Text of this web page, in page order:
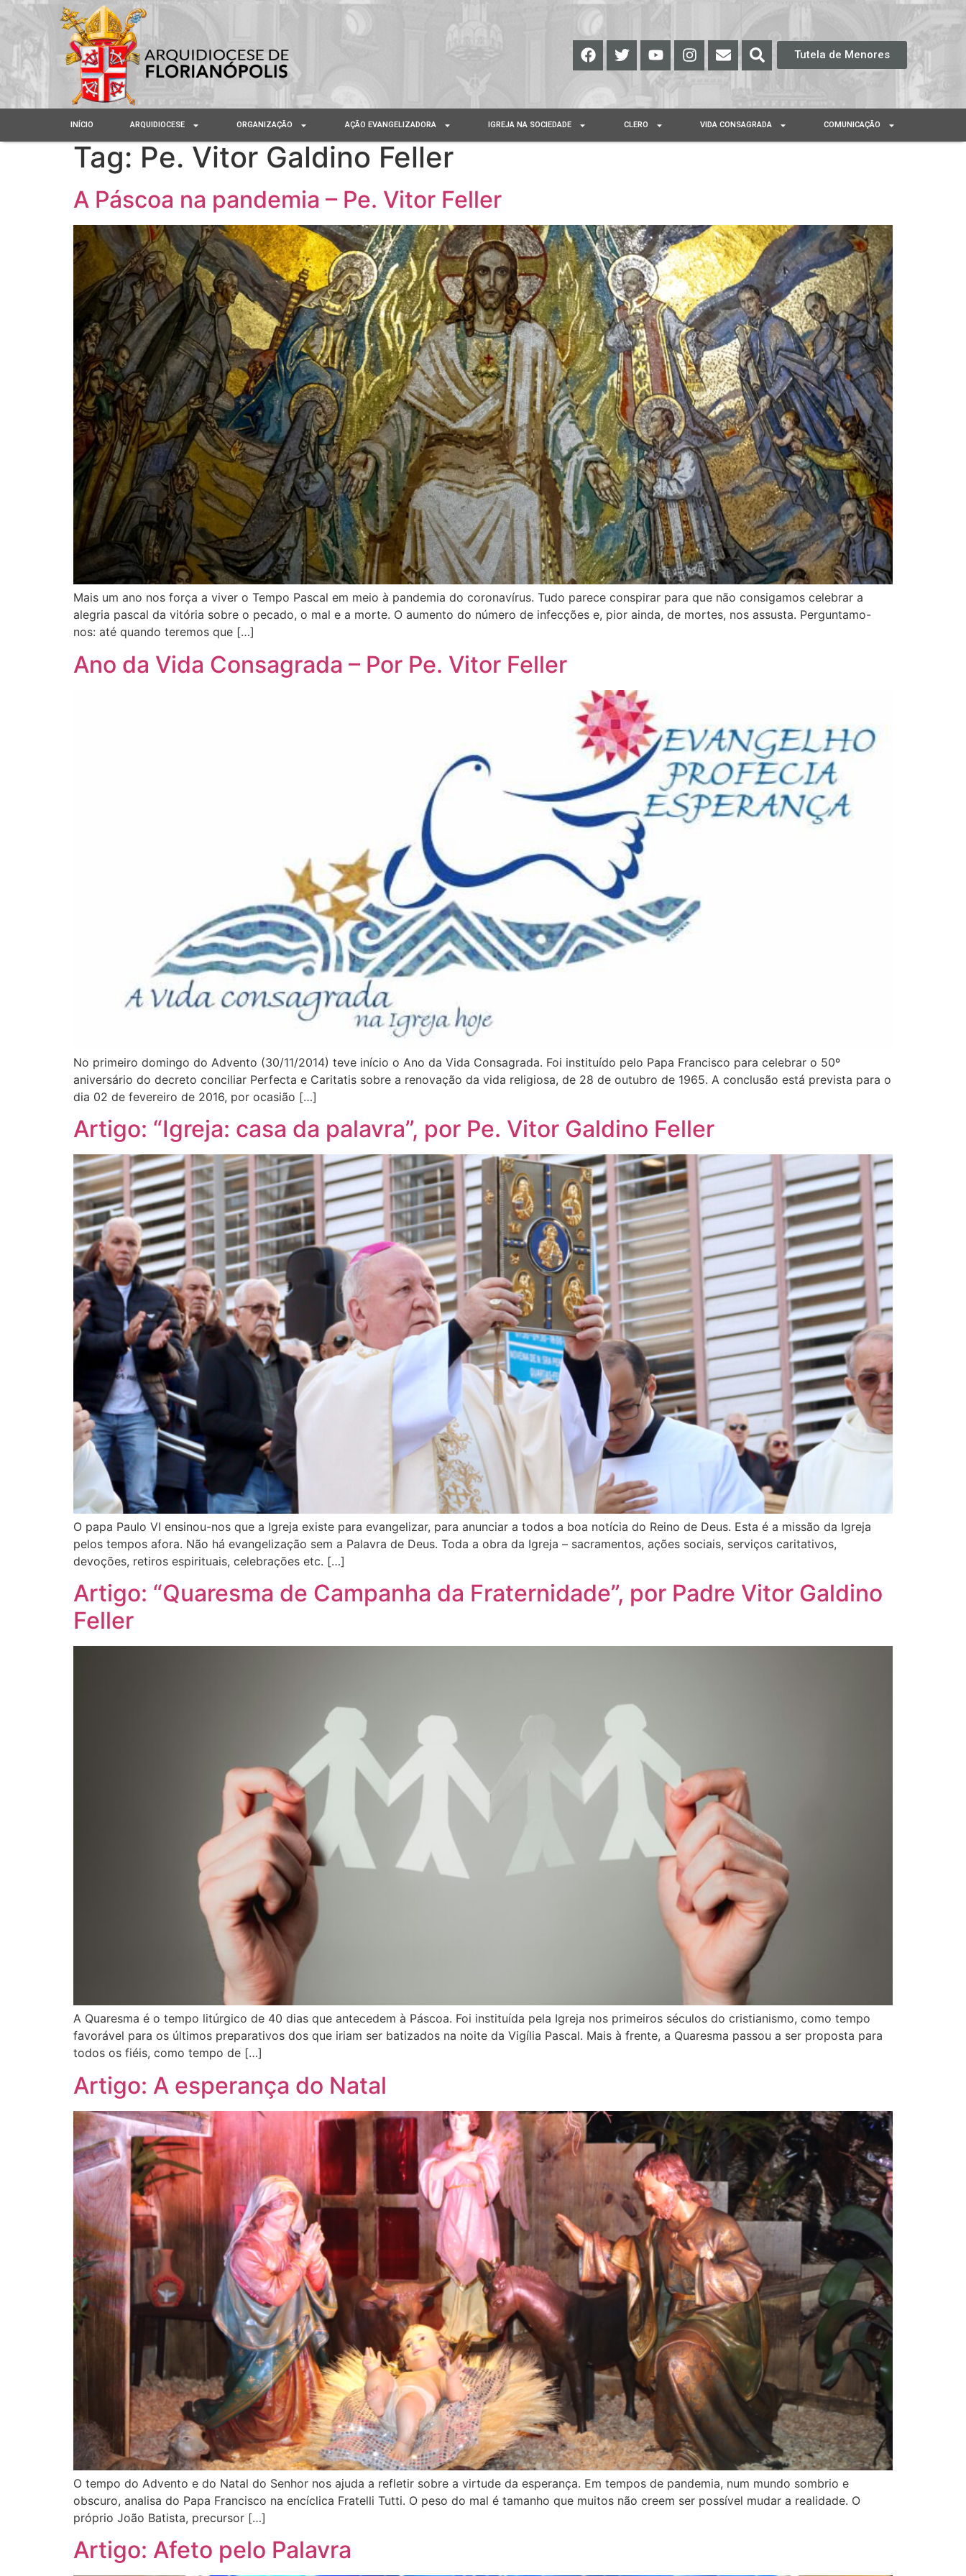
Tutela de Menores
INÍCIO ARQUIDIOCESE ORGANIZAÇÃO AÇÃO EVANGELIZADORA IGREJA NA SOCIEDADE CLERO VIDA CONSAGRADA COMUNICAÇÃO
Tag: Pe. Vitor Galdino Feller
A Páscoa na pandemia – Pe. Vitor Feller
Mais um ano nos força a viver o Tempo Pascal em meio à pandemia do coronavírus. Tudo parece conspirar para que não consigamos celebrar a
alegria pascal da vitória sobre o pecado, o mal e a morte. O aumento do número de infecções e, pior ainda, de mortes, nos assusta. Perguntamo-
nos: até quando teremos que […]
Ano da Vida Consagrada – Por Pe. Vitor Feller
No primeiro domingo do Advento (30/11/2014) teve início o Ano da Vida Consagrada. Foi instituído pelo Papa Francisco para celebrar o 50º
aniversário do decreto conciliar Perfecta e Caritatis sobre a renovação da vida religiosa, de 28 de outubro de 1965. A conclusão está prevista para o
dia 02 de fevereiro de 2016, por ocasião […]
Artigo: “Igreja: casa da palavra”, por Pe. Vitor Galdino Feller
O papa Paulo VI ensinou-nos que a Igreja existe para evangelizar, para anunciar a todos a boa notícia do Reino de Deus. Esta é a missão da Igreja
pelos tempos afora. Não há evangelização sem a Palavra de Deus. Toda a obra da Igreja – sacramentos, ações sociais, serviços caritativos,
devoções, retiros espirituais, celebrações etc. […]
Artigo: “Quaresma de Campanha da Fraternidade”, por Padre Vitor Galdino
Feller
A Quaresma é o tempo litúrgico de 40 dias que antecedem à Páscoa. Foi instituída pela Igreja nos primeiros séculos do cristianismo, como tempo
favorável para os últimos preparativos dos que iriam ser batizados na noite da Vigília Pascal. Mais à frente, a Quaresma passou a ser proposta para
todos os fiéis, como tempo de […]
Artigo: A esperança do Natal
O tempo do Advento e do Natal do Senhor nos ajuda a refletir sobre a virtude da espe­rança. Em tempos de pandemia, num mundo sombrio e
obscuro, analisa do Papa Francisco na encíclica Fratelli Tutti. O peso do mal é tamanho que muitos não creem ser possível mudar a realidade. O
próprio João Batista, precursor […]
Artigo: Afeto pelo Palavra